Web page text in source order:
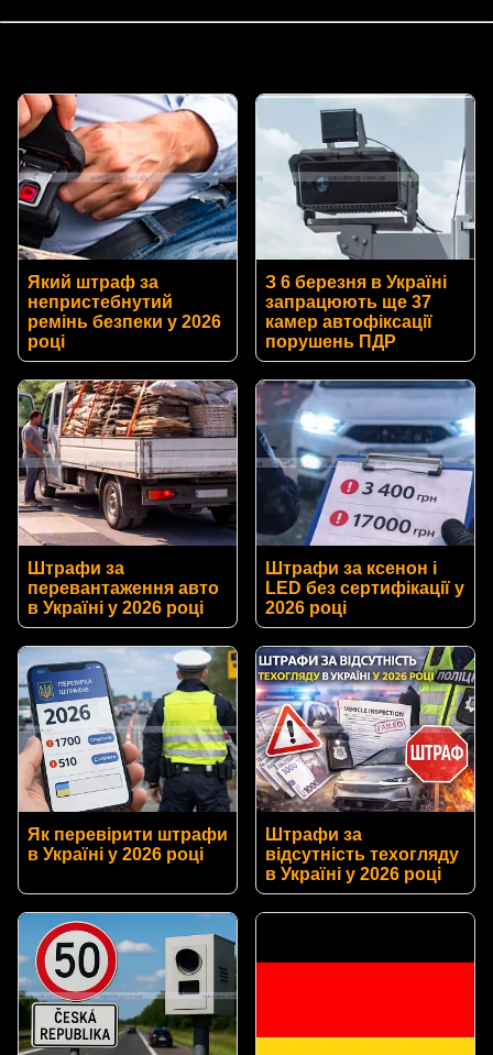
Який штраф за
непристебнутий
ремінь безпеки у 2026
році
З 6 березня в Україні
запрацюють ще 37
камер автофіксації
порушень ПДР
Штрафи за
перевантаження авто
в Україні у 2026 році
Штрафи за ксенон і
LED без сертифікації у
2026 році
Як перевірити штрафи
в Україні у 2026 році
Штрафи за
відсутність техогляду
в Україні у 2026 році